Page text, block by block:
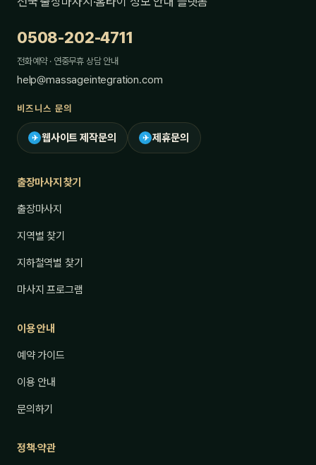
0508-202-4711
전화예약 · 연중무휴 상담 안내
help@massageintegration.com
비즈니스 문의
✈ 웹사이트 제작문의 ✈ 제휴문의
출장마사지 찾기
출장마사지
지역별 찾기
지하철역별 찾기
마사지 프로그램
이용 안내
예약 가이드
이용 안내
문의하기
정책·약관